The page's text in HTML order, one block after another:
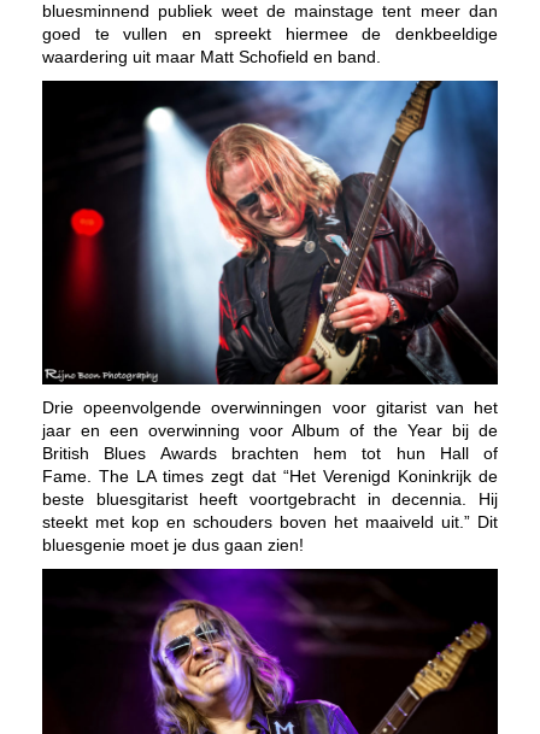
bluesminnend publiek weet de mainstage tent meer dan
goed te vullen en spreekt hiermee de denkbeeldige
waardering uit maar Matt Schofield en band.
Drie opeenvolgende overwinningen voor gitarist van het
jaar en een overwinning voor Album of the Year bij de
British Blues Awards brachten hem tot hun Hall of
Fame.The LA times zegt dat “Het Verenigd Koninkrijk de
beste bluesgitarist heeft voortgebracht in decennia. Hij
steekt met kop en schouders boven het maaiveld uit.” Dit
bluesgenie moet je dus gaan zien!